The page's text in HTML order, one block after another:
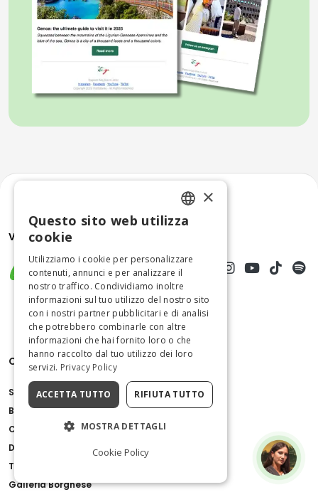
Cose da fare
Scavi di Pompei
Basilica di San Pietro
Colosseo
Duomo di Milano
Torre di Pisa
Galleria Borghese
ENGLISH
ITALIAN
×
Questo sito web utilizza
cookie
Utilizziamo i cookie per personalizzare
contenuti, annunci e per analizzare il
nostro traffico. Condividiamo inoltre
informazioni sul tuo utilizzo del nostro sito
con i nostri partner pubblicitari e di analisi
che potrebbero combinarle con altre
informazioni che hai fornito loro o che
hanno raccolto dal tuo utilizzo dei loro
servizi. Privacy Policy
ACCETTA TUTTO RIFIUTA TUTTO
MOSTRA DETTAGLI
Cookie Policy